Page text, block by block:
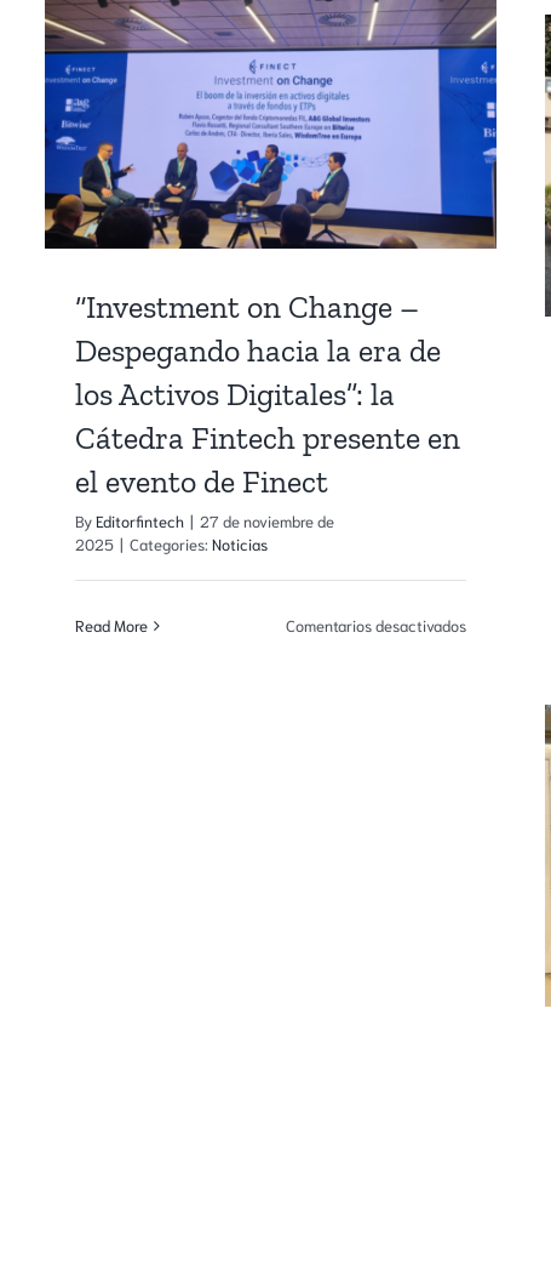
sistema
de
negociación
liquidación
en
blockchain
España
“Investment on Change –
Despegando hacia la era de
los Activos Digitales”: la
Cátedra Fintech presente en
el evento de Finect
ByEditorfintech | 27 de noviembre de
2025 | Categories: Noticias
Read More Comentarios desactivadosen
Despegando